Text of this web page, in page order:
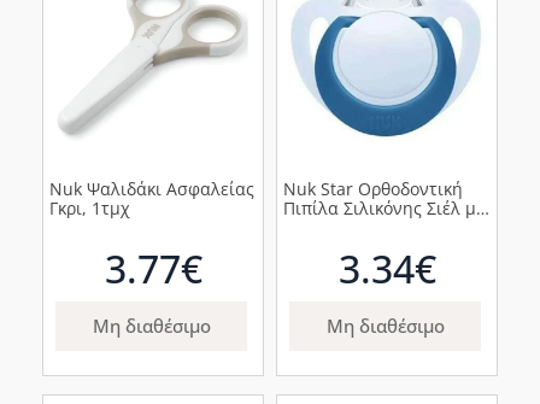
Nuk Ψαλιδάκι Ασφαλείας
Γκρι, 1τμχ
3.77€
Μη διαθέσιμο
Nuk Star Ορθοδοντική
Πιπίλα Σιλικόνης Σιέλ με
3.34€
Μη διαθέσιμο